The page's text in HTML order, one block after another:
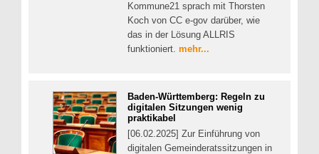
Kommune21 sprach mit Thorsten
Koch von CC e-gov darüber, wie
das in der Lösung ALLRIS
funktioniert. mehr...
Baden-Württemberg: Regeln zu
digitalen Sitzungen wenig
praktikabel
[06.02.2025] Zur Einführung von
digitalen Gemeinderatssitzungen in